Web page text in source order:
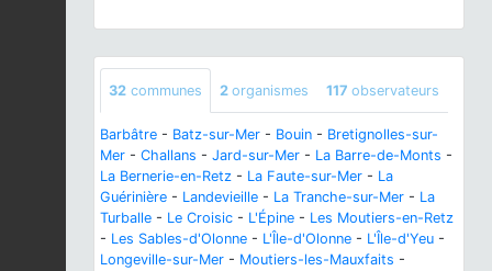
32 communes 2 organismes 117 observateurs
Barbâtre - Batz-sur-Mer - Bouin - Bretignolles-sur-
Mer - Challans - Jard-sur-Mer - La Barre-de-Monts -
La Bernerie-en-Retz - La Faute-sur-Mer - La
Guérinière - Landevieille - La Tranche-sur-Mer - La
Turballe - Le Croisic - L'Épine - Les Moutiers-en-Retz
- Les Sables-d'Olonne - L'Île-d'Olonne - L'Île-d'Yeu -
Longeville-sur-Mer - Moutiers-les-Mauxfaits -